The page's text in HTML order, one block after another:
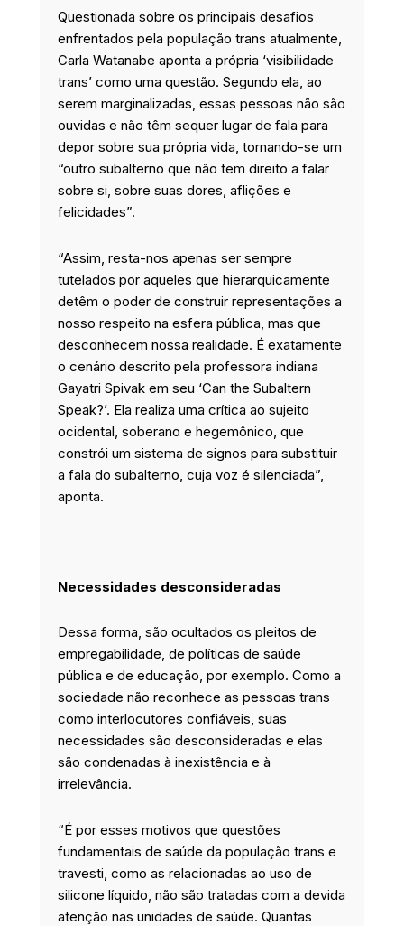
Questionada sobre os principais desafios
enfrentados pela população trans atualmente,
Carla Watanabe aponta a própria ‘visibilidade
trans’ como uma questão. Segundo ela, ao
serem marginalizadas, essas pessoas não são
ouvidas e não têm sequer lugar de fala para
depor sobre sua própria vida, tornando-se um
“outro subalterno que não tem direito a falar
sobre si, sobre suas dores, aflições e
felicidades”.
“Assim, resta-nos apenas ser sempre
tutelados por aqueles que hierarquicamente
detêm o poder de construir representações a
nosso respeito na esfera pública, mas que
desconhecem nossa realidade. É exatamente
o cenário descrito pela professora indiana
Gayatri Spivak em seu ‘Can the Subaltern
Speak?’. Ela realiza uma crítica ao sujeito
ocidental, soberano e hegemônico, que
constrói um sistema de signos para substituir
a fala do subalterno, cuja voz é silenciada”,
aponta.
Necessidades desconsideradas
Dessa forma, são ocultados os pleitos de
empregabilidade, de políticas de saúde
pública e de educação, por exemplo. Como a
sociedade não reconhece as pessoas trans
como interlocutores confiáveis, suas
necessidades são desconsideradas e elas
são condenadas à inexistência e à
irrelevância.
“É por esses motivos que questões
fundamentais de saúde da população trans e
travesti, como as relacionadas ao uso de
silicone líquido, não são tratadas com a devida
atenção nas unidades de saúde. Quantas